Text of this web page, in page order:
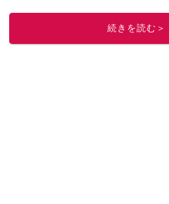
このイチオ
続きを読む＞